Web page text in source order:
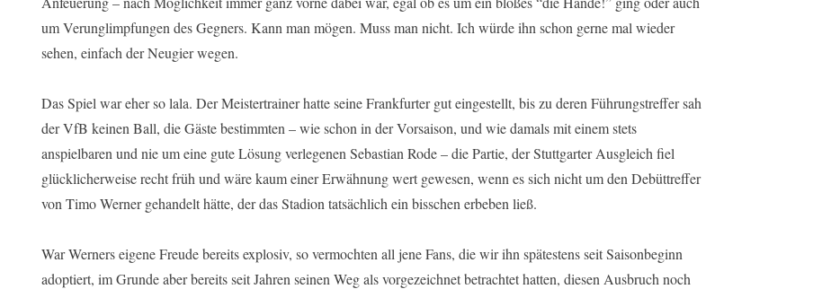
um Verunglimpfungen des Gegners. Kann man mögen. Muss man nicht. Ich würde ihn schon gerne mal wieder
sehen, einfach der Neugier wegen.
Das Spiel war eher so lala. Der Meistertrainer hatte seine Frankfurter gut eingestellt, bis zu deren Führungstreffer sah
der VfB keinen Ball, die Gäste bestimmten – wie schon in der Vorsaison, und wie damals mit einem stets
anspielbaren und nie um eine gute Lösung verlegenen Sebastian Rode – die Partie, der Stuttgarter Ausgleich fiel
glücklicherweise recht früh und wäre kaum einer Erwähnung wert gewesen, wenn es sich nicht um den Debüttreffer
von Timo Werner gehandelt hätte, der das Stadion tatsächlich ein bisschen erbeben ließ.
War Werners eigene Freude bereits explosiv, so vermochten all jene Fans, die wir ihn spätestens seit Saisonbeginn
adoptiert, im Grunde aber bereits seit Jahren seinen Weg als vorgezeichnet betrachtet hatten, diesen Ausbruch noch